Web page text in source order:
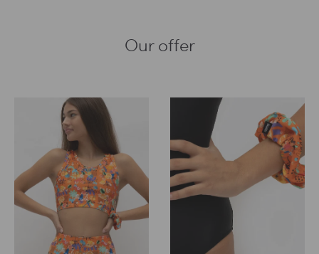
Our offer